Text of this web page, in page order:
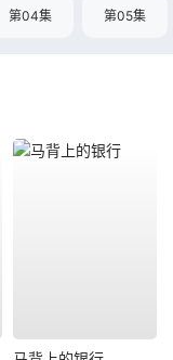
第04集 第05集